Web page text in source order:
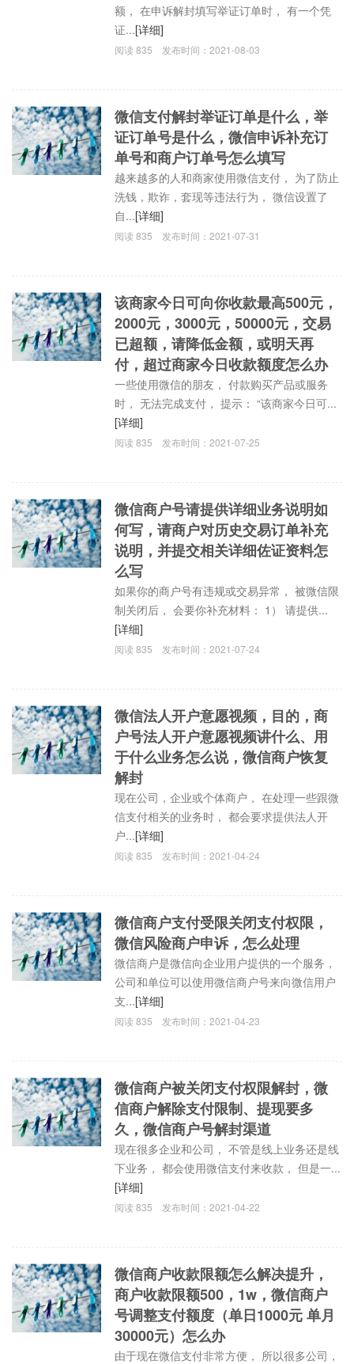
额， 在申诉解封填写举证订单时， 有一个凭
证...[详细]
阅读835 发布时间：2021-08-03
微信支付解封举证订单是什么，举
证订单号是什么，微信申诉补充订
单号和商户订单号怎么填写
越来越多的人和商家使用微信支付， 为了防止
洗钱，欺诈，套现等违法行为， 微信设置了
自...[详细]
阅读835 发布时间：2021-07-31
该商家今日可向你收款最高500元，
2000元，3000元，50000元，交易
已超额，请降低金额，或明天再
付，超过商家今日收款额度怎么办
一些使用微信的朋友， 付款购买产品或服务
时， 无法完成支付， 提示： “该商家今日可...
[详细]
阅读835 发布时间：2021-07-25
微信商户号请提供详细业务说明如
何写，请商户对历史交易订单补充
说明，并提交相关详细佐证资料怎
么写
如果你的商户号有违规或交易异常， 被微信限
制关闭后， 会要你补充材料： 1） 请提供...
[详细]
阅读835 发布时间：2021-07-24
微信法人开户意愿视频，目的，商
户号法人开户意愿视频讲什么、用
于什么业务怎么说，微信商户恢复
解封
现在公司，企业或个体商户， 在处理一些跟微
信支付相关的业务时， 都会要求提供法人开
户...[详细]
阅读835 发布时间：2021-04-24
微信商户支付受限关闭支付权限，
微信风险商户申诉，怎么处理
微信商户是微信向企业用户提供的一个服务，
公司和单位可以使用微信商户号来向微信用户
支...[详细]
阅读835 发布时间：2021-04-23
微信商户被关闭支付权限解封，微
信商户解除支付限制、提现要多
久，微信商户号解封渠道
现在很多企业和公司， 不管是线上业务还是线
下业务， 都会使用微信支付来收款， 但是一...
[详细]
阅读835 发布时间：2021-04-22
微信商户收款限额怎么解决提升，
商户收款限额500，1w，微信商户
号调整支付额度（单日1000元 单月
30000元）怎么办
由于现在微信支付非常方便， 所以很多公司，